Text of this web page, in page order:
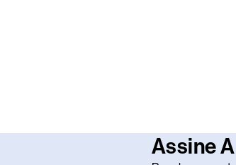
Assine